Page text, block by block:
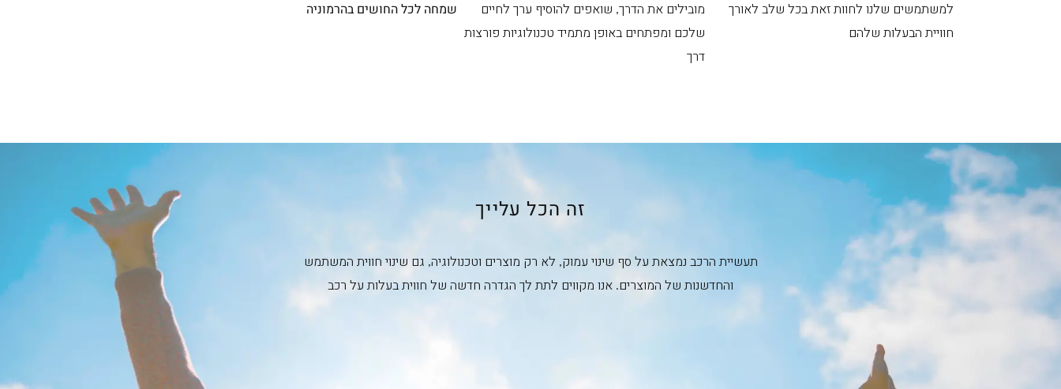
למשתמשים שלנו לחוות זאת בכל שלב לאורך
חוויית הבעלות שלהם
מובילים את הדרך, שואפים להוסיף ערך לחיים
שלכם ומפתחים באופן מתמיד טכנולוגיות פורצות
דרך
שמחה לכל החושים בהרמוניה
זה הכל עלייך
תעשיית הרכב נמצאת על סף שינוי עמוק, לא רק מוצרים וטכנולוגיה, גם שינוי חווית המשתמש
והחדשנות של המוצרים. אנו מקווים לתת לך הגדרה חדשה של חווית בעלות על רכב